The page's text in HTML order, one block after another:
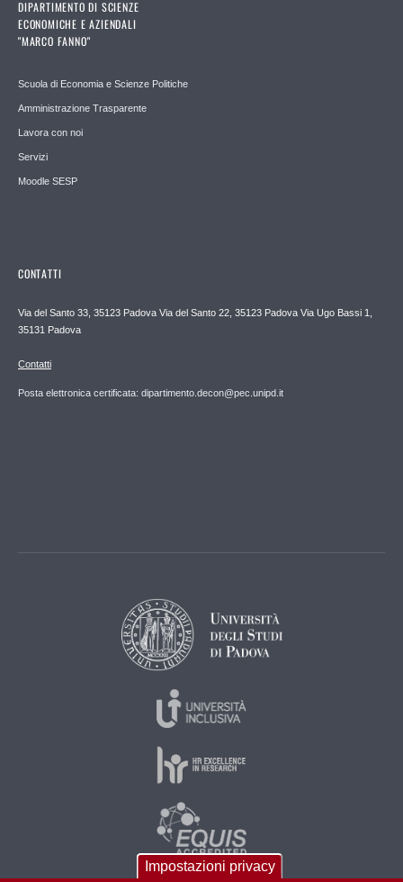
DIPARTIMENTO DI SCIENZE
ECONOMICHE E AZIENDALI
"MARCO FANNO"
Scuola di Economia e Scienze Politiche
Amministrazione Trasparente
Lavora con noi
Servizi
Moodle SESP
CONTATTI
Via del Santo 33, 35123 Padova Via del Santo 22, 35123 Padova Via Ugo Bassi 1,
35131 Padova
Contatti
Posta elettronica certificata: dipartimento.decon@pec.unipd.it
Impostazioni privacy